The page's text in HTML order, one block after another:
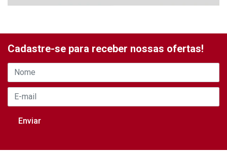
Cadastre-se para receber nossas ofertas!